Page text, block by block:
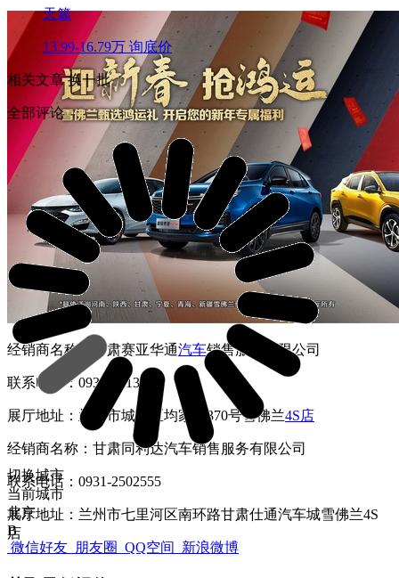
经销商名称：甘肃赛亚华通汽车销售服务有限公司
联系电话：0931-2113500
展厅地址：兰州市城关区均家滩370号雪佛兰4S店
经销商名称：甘肃同利达汽车销售服务有限公司
联系电话：0931-2502555
展厅地址：兰州市七里河区南环路甘肃仕通汽车城雪佛兰4S
店
天籁
13.99-16.79万 询底价
相关文章换一批
全部评论
切换城市
当前城市
北京
B
微信好友 朋友圈 QQ空间 新浪微博